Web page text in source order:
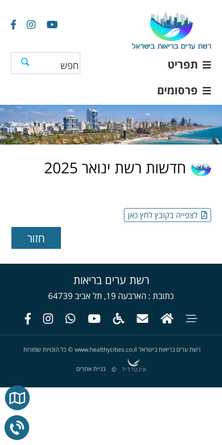
תפריט
פרסומים
חדשות רשת ינואר 2025
לצפייה בקובץ לחץ כאן
רשת ערים בריאות
כתובת הארבעה 19, תל אביב 64739
רשת ערים בריאות בישראל www.healthycities.co.il
© כל הזכויות שמורות
© בניית אתרים